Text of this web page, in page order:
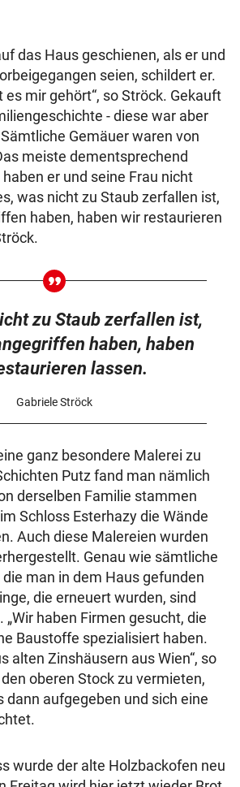
das Haus geschienen, als er und
seien, schildert er.
es mir gehört“, so Ströck. Gekauft
- diese war aber
Gemäuer waren von
meiste dementsprechend
er und seine Frau nicht
was nicht zu Staub zerfallen ist,
haben, haben wir restaurieren
zu Staub zerfallen ist,
haben, haben
lassen.
Gabriele Ströck
ganz besondere Malerei zu
Putz fand man nämlich
derselben Familie stammen
Schloss Esterhazy die Wände
Auch diese Malereien wurden
Genau wie sämtliche
man in dem Haus gefunden
die erneuert wurden, sind
haben Firmen gesucht, die
Baustoffe spezialisiert haben.
alten Zinshäusern aus Wien“, so
oberen Stock zu vermieten,
dann aufgegeben und sich eine
wurde der alte Holzbackofen neu